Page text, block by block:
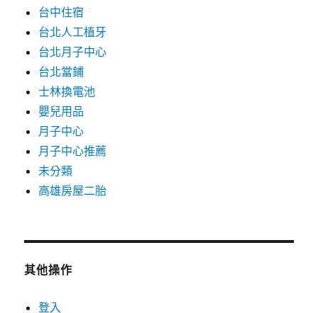
台中住宿
台北人工植牙
台北月子中心
台北當鋪
士林換電池
嬰兒用品
月子中心
月子中心推薦
未分類
高雄房屋二胎
其他操作
登入